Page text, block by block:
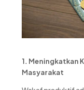
1. Meningkatkan
Masyarakat